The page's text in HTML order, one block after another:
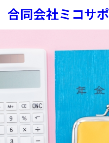
を
ッ
合同会社ミコサポ